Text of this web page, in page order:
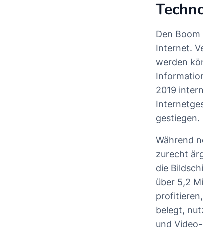
Den
Internet.
werden
2019
gestiegen.
Während
zurecht
die
über 5,2
belegt,
und